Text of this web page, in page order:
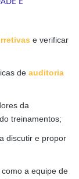
e verificar
de auditoria
da
treinamentos;
discutir e propor
a equipe de